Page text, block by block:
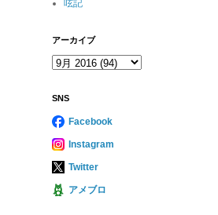
呟記
アーカイブ
SNS
Facebook
Instagram
Twitter
アメブロ